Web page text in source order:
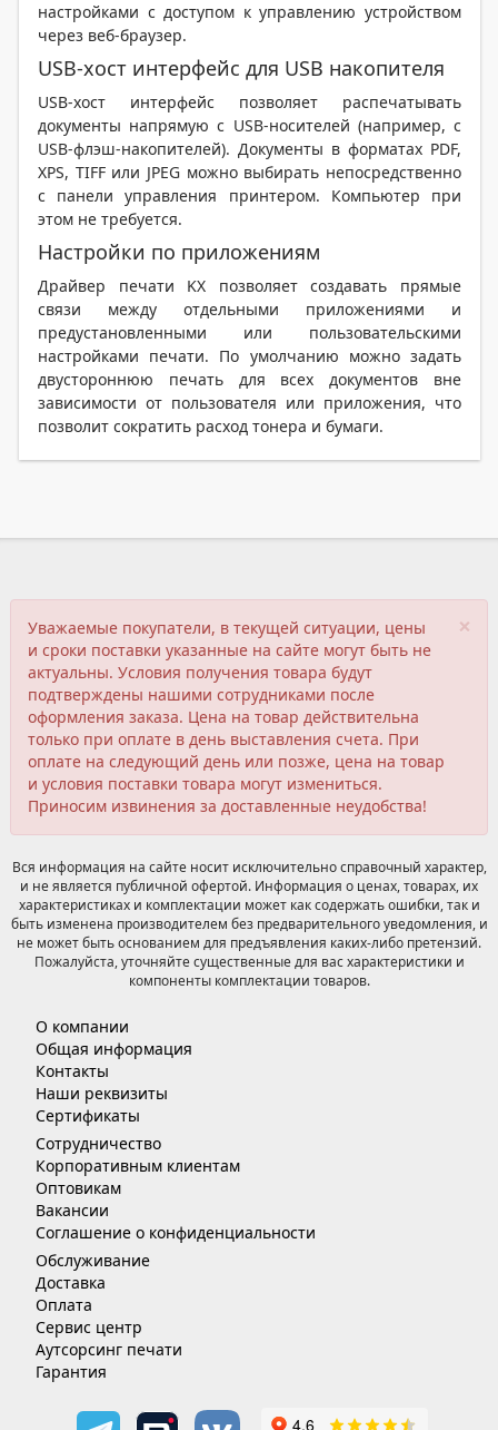
настройками с доступом к управлению устройством
через веб-браузер.
USB-хост интерфейс для USB накопителя
USB-хост интерфейс позволяет распечатывать
документы напрямую с USB-носителей (например, с
USB-флэш-накопителей). Документы в форматах PDF,
XPS, TIFF или JPEG можно выбирать непосредственно
с панели управления принтером. Компьютер при
этом не требуется.
Настройки по приложениям
Драйвер печати KX позволяет создавать прямые
связи между отдельными приложениями и
предустановленными или пользовательскими
настройками печати. По умолчанию можно задать
двустороннюю печать для всех документов вне
зависимости от пользователя или приложения, что
позволит сократить расход тонера и бумаги.
×
Уважаемые покупатели, в текущей ситуации, цены
и сроки поставки указанные на сайте могут быть не
актуальны. Условия получения товара будут
подтверждены нашими сотрудниками после
оформления заказа. Цена на товар действительна
только при оплате в день выставления счета. При
оплате на следующий день или позже, цена на товар
и условия поставки товара могут измениться.
Приносим извинения за доставленные неудобства!
Вся информация на сайте носит исключительно справочный характер,
и не является публичной офертой. Информация о ценах, товарах, их
характеристиках и комплектации может как содержать ошибки, так и
быть изменена производителем без предварительного уведомления, и
не может быть основанием для предъявления каких-либо претензий.
Пожалуйста, уточняйте существенные для вас характеристики и
компоненты комплектации товаров.
О компании
Общая информация
Контакты
Наши реквизиты
Сертификаты
Сотрудничество
Корпоративным клиентам
Оптовикам
Вакансии
Соглашение о конфиденциальности
Обслуживание
Доставка
Оплата
Сервис центр
Аутсорсинг печати
Гарантия